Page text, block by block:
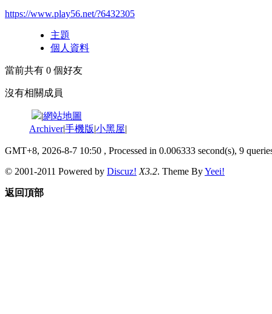
https://www.play56.net/?6432305
主題
個人資料
當前共有 0 個好友
沒有相關成員
|網站地圖
Archiver|手機版|小黑屋|
GMT+8, 2026-8-7 10:50 , Processed in 0.006333 second(s), 9
© 2001-2011 Powered by Discuz! X3.2. Theme ByYeei!
返回頂部